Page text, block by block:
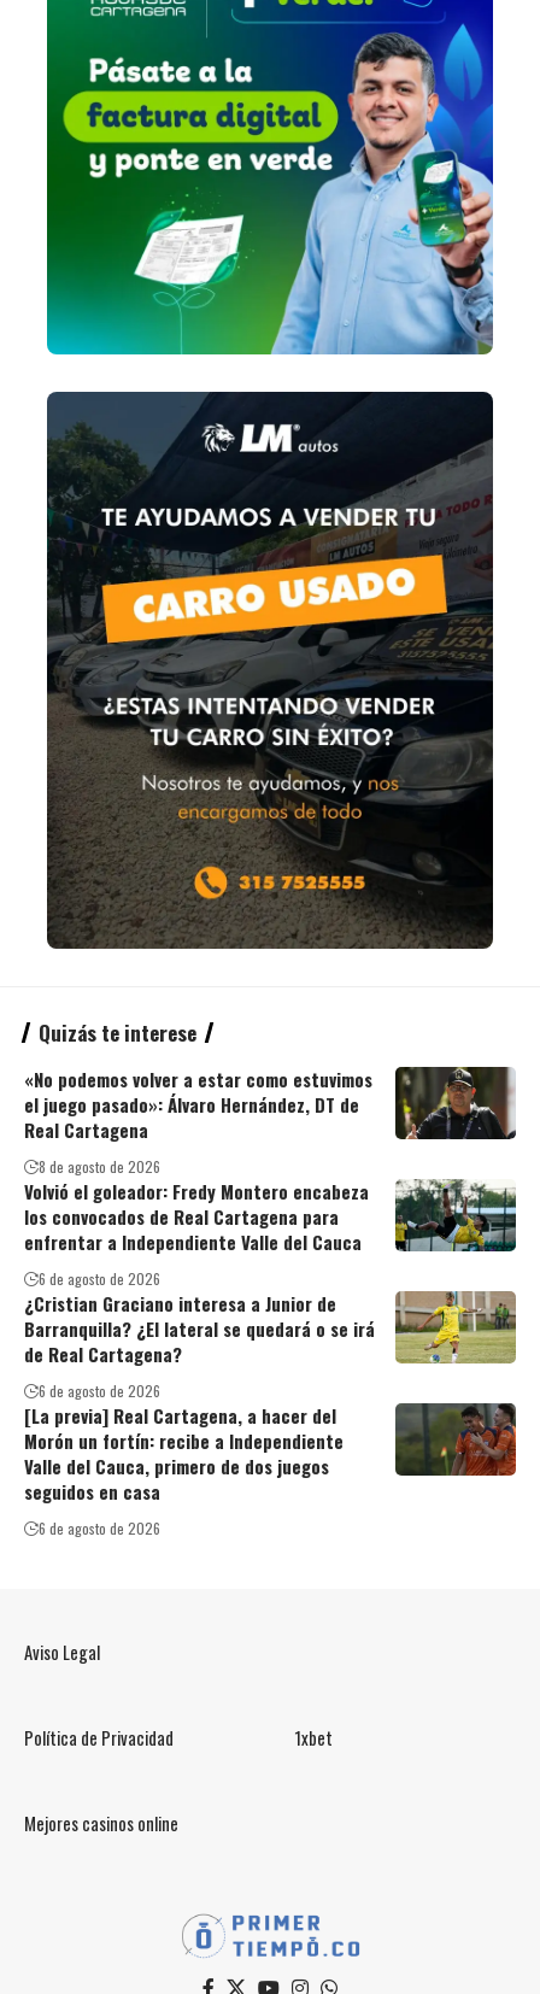
Quizás te interese
«No podemos volver a estar como estuvimos
el juego pasado»: Álvaro Hernández, DT de
Real Cartagena
8 de agosto de 2026
Volvió el goleador: Fredy Montero encabeza
los convocados de Real Cartagena para
enfrentar a Independiente Valle del Cauca
6 de agosto de 2026
¿Cristian Graciano interesa a Junior de
Barranquilla? ¿El lateral se quedará o se irá
de Real Cartagena?
6 de agosto de 2026
[La previa] Real Cartagena, a hacer del
Morón un fortín: recibe a Independiente
Valle del Cauca, primero de dos juegos
seguidos en casa
6 de agosto de 2026
Aviso Legal
Política de Privacidad 1xbet
Mejores casinos online